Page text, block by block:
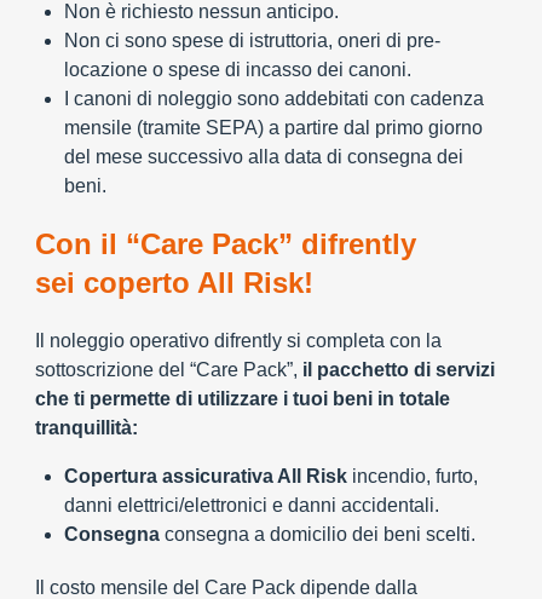
Non è richiesto nessun anticipo.
Non ci sono spese di istruttoria, oneri di pre-
locazione o spese di incasso dei canoni.
I canoni di noleggio sono addebitati con cadenza
mensile (tramite SEPA) a partire dal primo giorno
del mese successivo alla data di consegna dei
beni.
Con il “Care Pack” difrently
sei coperto All Risk!
Il noleggio operativo difrently si completa con la
sottoscrizione del “Care Pack”, il pacchetto di servizi
che ti permette di utilizzare i tuoi beni in totale
tranquillità:
Copertura assicurativa All Risk incendio, furto,
danni elettrici/elettronici e danni accidentali.
Consegna consegna a domicilio dei beni scelti.
Il costo mensile del Care Pack dipende dalla